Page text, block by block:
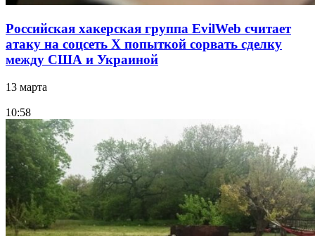
Российская хакерская группа EvilWeb считает
атаку на соцсеть Х попыткой сорвать сделку
между США и Украиной
13 марта
10:58